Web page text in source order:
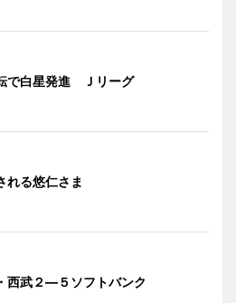
で白星発進 Ｊリーグ
れる悠仁さま
西武２―５ソフトバンク